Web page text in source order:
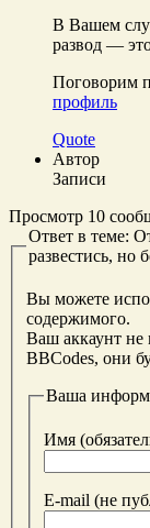
В Вашем
развод —
Поговорим
профиль
Quote
Автор
Записи
Просмотр 10
Ответ в теме:
развестись, но
Вы можете
содержимого.
Ваш аккаунт не
BBCodes, они
Ваша
Имя
E-mail (не